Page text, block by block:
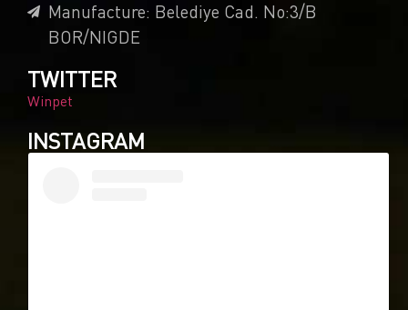
Manufacture: Belediye Cad. No:3/B
BOR/NIGDE
TWITTER
Winpet
INSTAGRAM